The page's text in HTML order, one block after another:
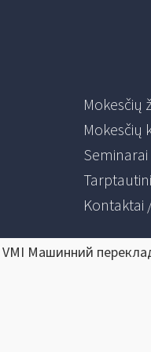
Mokesčių
Mokesčių
Seminarai
Kontaktai
Машинний